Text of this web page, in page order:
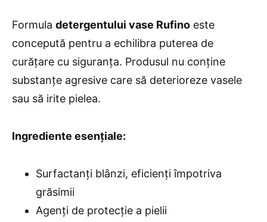
Formula detergentului vase Rufino este
concepută pentru a echilibra puterea de
curățare cu siguranța. Produsul nu conține
substanțe agresive care să deterioreze vasele
sau să irite pielea.
Ingrediente esențiale:
Surfactanți blânzi, eficienți împotriva
grăsimii
Agenți de protecție a pielii